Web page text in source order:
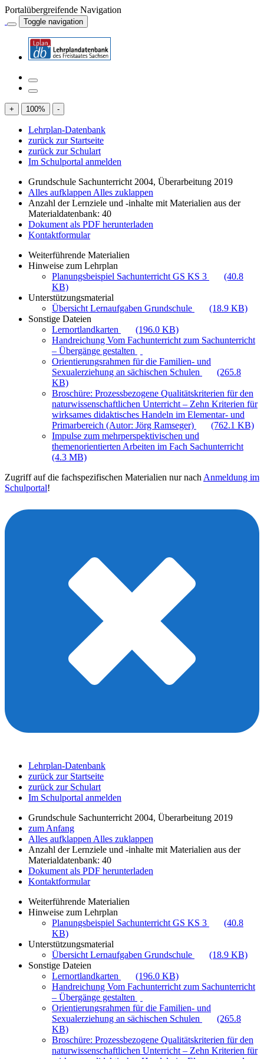
Portalübergreifende Navigation
Toggle navigation
+ 100% -
Lehrplan-Datenbank
zurück zur Startseite
zurück zur Schulart
Im Schulportal anmelden
Grundschule Sachunterricht 2004, Überarbeitung 2019
Alles aufklappen Alles zuklappen
Anzahl der Lernziele und -inhalte mit Materialien aus der
Materialdatenbank: 40
Dokument als PDF herunterladen
Kontaktformular
Weiterführende Materialien
Hinweise zum Lehrplan
Planungsbeispiel Sachunterricht GS KS 3
(40.8
KB)
Unterstützungsmaterial
Übersicht Lernaufgaben Grundschule
(18.9 KB)
Sonstige Dateien
Lernortlandkarten
(196.0 KB)
Handreichung Vom Fachunterricht zum Sachunterricht
– Übergänge gestalten
Orientierungsrahmen für die Familien- und
Sexualerziehung an sächischen Schulen
(265.8
KB)
Broschüre: Prozessbezogene Qualitätskriterien für den
naturwissenschaftlichen Unterricht – Zehn Kriterien für
wirksames didaktisches Handeln im Elementar- und
Primarbereich (Autor: Jörg Ramseger)
(762.1 KB)
Impulse zum mehrperspektivischen und
themenorientierten Arbeiten im Fach Sachunterricht
(4.3 MB)
Zugriff auf die fachspezifischen Materialien nur nach Anmeldung im
Schulportal!
Lehrplan-Datenbank
zurück zur Startseite
zurück zur Schulart
Im Schulportal anmelden
Grundschule Sachunterricht 2004, Überarbeitung 2019
zum Anfang
Alles aufklappen Alles zuklappen
Anzahl der Lernziele und -inhalte mit Materialien aus der
Materialdatenbank: 40
Dokument als PDF herunterladen
Kontaktformular
Weiterführende Materialien
Hinweise zum Lehrplan
Planungsbeispiel Sachunterricht GS KS 3
(40.8
KB)
Unterstützungsmaterial
Übersicht Lernaufgaben Grundschule
(18.9 KB)
Sonstige Dateien
Lernortlandkarten
(196.0 KB)
Handreichung Vom Fachunterricht zum Sachunterricht
– Übergänge gestalten
Orientierungsrahmen für die Familien- und
Sexualerziehung an sächischen Schulen
(265.8
KB)
Broschüre: Prozessbezogene Qualitätskriterien für den
naturwissenschaftlichen Unterricht – Zehn Kriterien für